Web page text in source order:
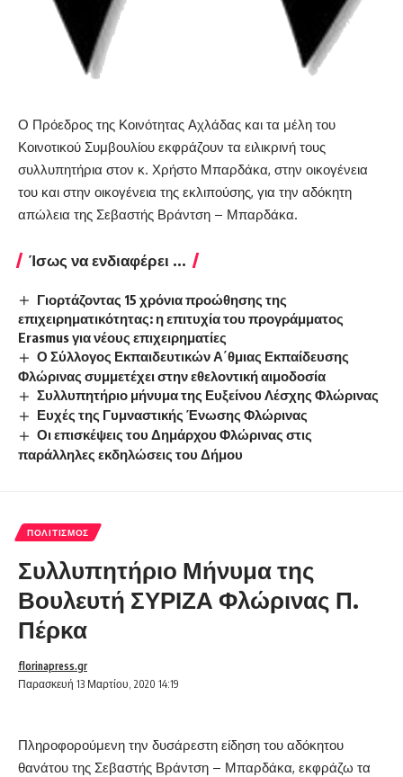
Ο Πρόεδρος της Κοινότητας Αχλάδας και τα μέλη του
Κοινοτικού Συμβουλίου εκφράζουν τα ειλικρινή τους
συλλυπητήρια στον κ. Χρήστο Μπαρδάκα, στην οικογένεια
του και στην οικογένεια της εκλιπούσης, για την αδόκητη
απώλεια της Σεβαστής Βράντση – Μπαρδάκα.
Ίσως να ενδιαφέρει ...
Γιορτάζοντας 15 χρόνια προώθησης της
επιχειρηματικότητας: η επιτυχία του προγράμματος
Erasmus για νέους επιχειρηματίες
Ο Σύλλογος Εκπαιδευτικών Α΄θμιας Εκπαίδευσης
Φλώρινας συμμετέχει στην εθελοντική αιμοδοσία
Συλλυπητήριο μήνυμα της Ευξείνου Λέσχης Φλώρινας
Ευχές της Γυμναστικής Ένωσης Φλώρινας
Οι επισκέψεις του Δημάρχου Φλώρινας στις
παράλληλες εκδηλώσεις του Δήμου
ΠΟΛΙΤΙΣΜΌΣ
Συλλυπητήριο Μήνυμα της
Βουλευτή ΣΥΡΙΖΑ Φλώρινας Π.
Πέρκα
Παρασκευή 13 Μαρτίου, 2020 14:19
florinapress.gr
Πληροφορούμενη την δυσάρεστη είδηση του αδόκητου
θανάτου της Σεβαστής Βράντση – Μπαρδάκα, εκφράζω τα